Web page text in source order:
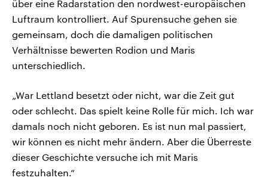
über eine Radarstation den nordwest-europäischen
Luftraum kontrolliert. Auf Spurensuche gehen sie
gemeinsam, doch die damaligen politischen
Verhältnisse bewerten Rodion und Maris
unterschiedlich.
„War Lettland besetzt oder nicht, war die Zeit gut
oder schlecht. Das spielt keine Rolle für mich. Ich war
damals noch nicht geboren. Es ist nun mal passiert,
wir können es nicht mehr ändern. Aber die Überreste
dieser Geschichte versuche ich mit Maris
festzuhalten.“